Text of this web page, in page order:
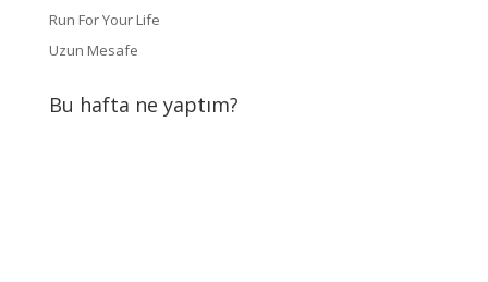
Run For Your Life
Uzun Mesafe
Bu hafta ne yaptım?